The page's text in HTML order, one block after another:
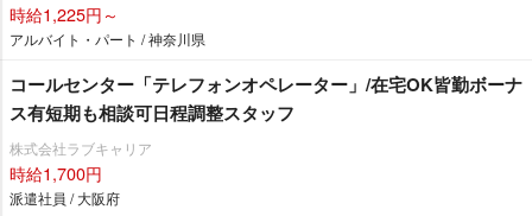
時給1,225円～
アルバイト・パート / 神奈川県
コールセンター「テレフォンオペレーター」/在宅OK皆勤ボーナ
ス有短期も相談可日程調整スタッフ
株式会社ラブキャリア
時給1,700円
派遣社員 / 大阪府